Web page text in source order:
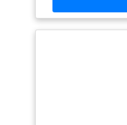
agréable à porter,
[Design raffiné]
votre look, parfait
événements à
accessoires
tendance
attireront tous les